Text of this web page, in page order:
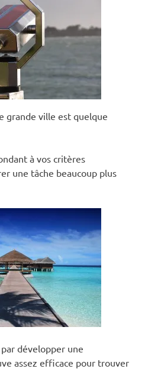
grande ville est quelque
à vos critères
une tâche beaucoup plus
développer une
assez efficace pour trouver